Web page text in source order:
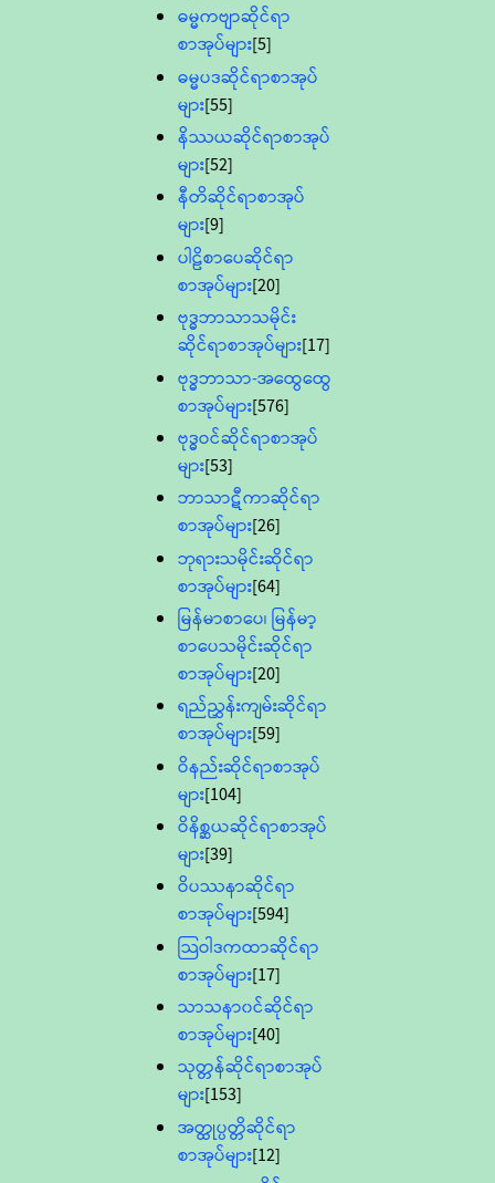
ဓမ္မကဗျာဆိုင်ရာ
စာအုပ်များ[5]
ဓမ္မပဒဆိုင်ရာစာအုပ်
များ[55]
နိဿယဆိုင်ရာစာအုပ်
များ[52]
နီတိဆိုင်ရာစာအုပ်
များ[9]
ပါဠိစာပေဆိုင်ရာ
စာအုပ်များ[20]
ဗုဒ္ဓဘာသာသမိုင်း
ဆိုင်ရာစာအုပ်များ[17]
ဗုဒ္ဓဘာသာ-အထွေထွေ
စာအုပ်များ[576]
ဗုဒ္ဓဝင်ဆိုင်ရာစာအုပ်
များ[53]
ဘာသာဋီကာဆိုင်ရာ
စာအုပ်များ[26]
ဘုရားသမိုင်းဆိုင်ရာ
စာအုပ်များ[64]
မြန်မာစာပေ၊ မြန်မာ့
စာပေသမိုင်းဆိုင်ရာ
စာအုပ်များ[20]
ရည်ညွှန်းကျမ်းဆိုင်ရာ
စာအုပ်များ[59]
ဝိနည်းဆိုင်ရာစာအုပ်
များ[104]
ဝိနိစ္ဆယဆိုင်ရာစာအုပ်
များ[39]
ဝိပဿနာဆိုင်ရာ
စာအုပ်များ[594]
သြဝါဒကထာဆိုင်ရာ
စာအုပ်များ[17]
သာသနာ၀င်ဆိုင်ရာ
စာအုပ်များ[40]
သုတ္တန်ဆိုင်ရာစာအုပ်
များ[153]
အတ္ထုပ္ပတ္တိဆိုင်ရာ
စာအုပ်များ[12]